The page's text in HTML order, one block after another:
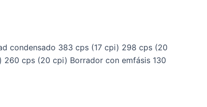
condensado 383 cps (17 cpi) 298 cps (20
cps (20 cpi) Borrador con emfásis 130